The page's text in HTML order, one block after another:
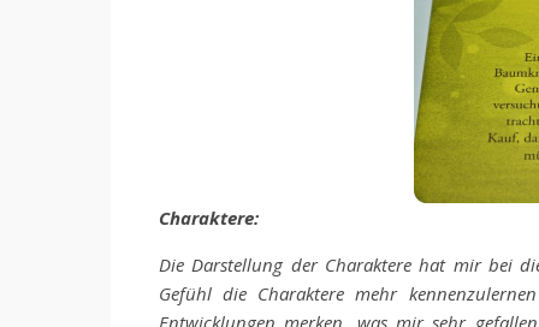
Charaktere:
Die Darstellung der Charaktere hat mir bei
Gefühl die Charaktere mehr
Entwicklungen merken, was mir sehr